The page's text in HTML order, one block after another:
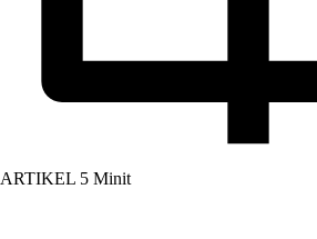
ARTIKEL 5 Minit